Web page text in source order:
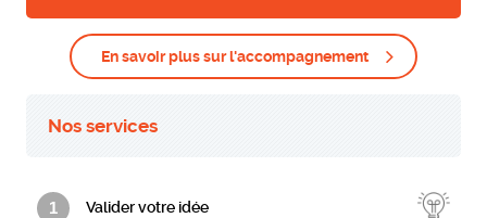
En savoir plus sur l'accompagnement
Nos services
1 Valider votre idée